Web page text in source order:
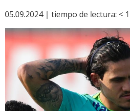
05.09.2024 | tiempo de lectura: < 1